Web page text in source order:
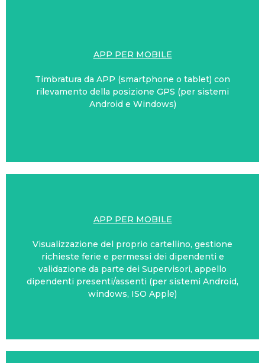
APP PER MOBILE
Timbratura da APP (smartphone o tablet) con
rilevamento della posizione GPS (per sistemi
Android e Windows)
ND24 EMILY TIMBRASMART
APP PER MOBILE
Visualizzazione del proprio cartellino, gestione
richieste ferie e permessi dei dipendenti e
validazione da parte dei Supervisori, appello
dipendenti presenti/assenti (per sistemi Android,
windows, ISO Apple)
ND24 INFODAY POCKET